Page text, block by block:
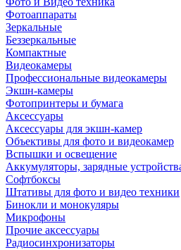
Фотоаппараты
Зеркальные
Беззеркальные
Компактные
Видеокамеры
Профессиональные видеокамеры
Экшн-камеры
Фотопринтеры и бумага
Аксессуары
Аксессуары для экшн-камер
Объективы для фото и видеокамер
Вспышки и освещение
Аккумуляторы, зарядные
Софтбоксы
Штативы для фото и видео техники
Бинокли и монокуляры
Микрофоны
Прочие аксессуары
Радиосинхронизаторы